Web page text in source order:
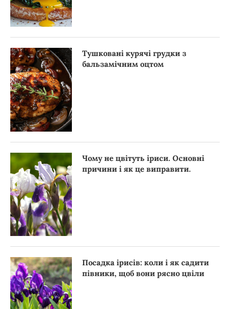
Тушковані курячі грудки з
бальзамічним оцтом
Чому не цвітуть іриси. Основні
причини і як це виправити.
Посадка ірисів: коли і як садити
півники, щоб вони рясно цвіли